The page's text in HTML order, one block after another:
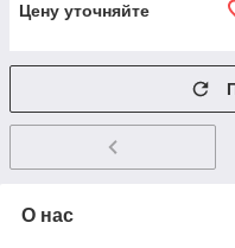
Цену уточняйте
О нас